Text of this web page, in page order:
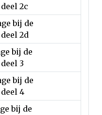
2c
bij de
2d
bij de
3
bij de
4
bij de